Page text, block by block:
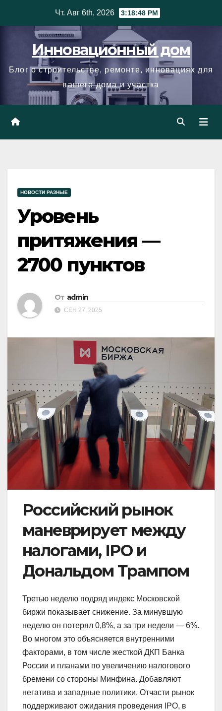
Чт. Авг 6th, 2026 3:18:49 PM
Инновационный дом
Блог о строительстве, ремонте, инновациях для
вашего дома и участка
НОВОСТИ РАЗНЫЕ
Уровень
притяжения —
2700 пунктов
От admin
СЕН 27, 2025
Российский рынок
маневрирует между
налогами, IPO и
Дональдом Трампом
Третью неделю подряд индекс Московской
биржи показывает снижение. За минувшую
неделю он потерял 0,8%, а за три недели — 6%.
Во многом это объясняется внутренними
факторами, в том числе жесткой ДКП Банка
России и планами по увеличению налогового
бремени со стороны Минфина. Добавляют
негатива и западные политики. Отчасти рынок
поддерживают ожидания проведения IPO, в